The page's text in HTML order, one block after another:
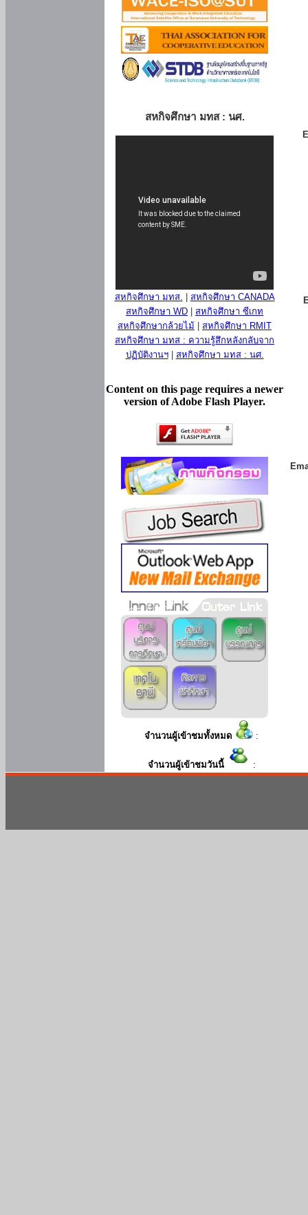
สหกิจศึกษา มทส : นศ.
สหกิจศึกษา มทส.
สหกิจศึกษา CANADA
สหกิจศึกษา WD
สหกิจศึกษา ซีเกท
สหกิจศึกษากล้วยไม้
สหกิจศึกษา RMIT
สหกิจศึกษา มทส : ความรู้สึกหลังกลับจาก
ปฏิบัติงานฯ| สหกิจศึกษา มทส : นศ.
Content on this page requires a newer
version of Adobe Flash Player.
จำนวนผู้เข้าชมทั้งหมด :
จำนวนผู้เข้าชมวันนี้ :